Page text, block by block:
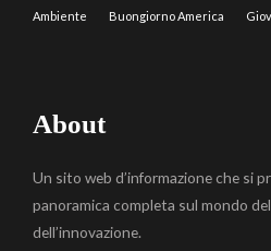
Ambiente Buongiorno America
About
Un sito web d’informazione che si
panoramica completa sul mondo
dell’innovazione.